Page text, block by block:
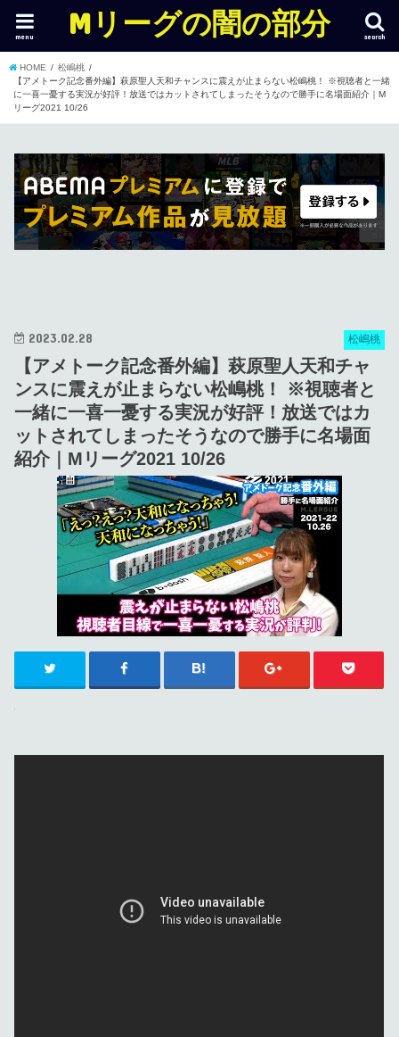
Mリーグの闇の部分 search
menu
HOME
松嶋桃
【アメトーク記念番外編】萩原聖人天和チャンスに震えが止まらない松嶋桃！ ※視聴者と一緒
に一喜一憂する実況が好評！放送ではカットされてしまったそうなので勝手に名場面紹介｜M
リーグ2021 10/26
松嶋桃
2023.02.28
【アメトーク記念番外編】萩原聖人天和チャ
ンスに震えが止まらない松嶋桃！ ※視聴者と
一緒に一喜一憂する実況が好評！放送ではカ
ットされてしまったそうなので勝手に名場面
紹介｜Mリーグ2021 10/26